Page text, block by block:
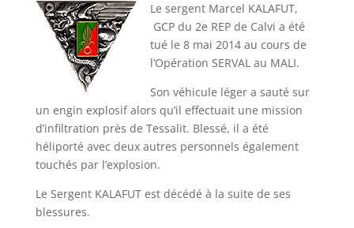
Le sergent Marcel KALAFUT,
GCP du 2e REP de Calvi a été
tué le 8 mai 2014 au cours de
l’Opération SERVAL au MALI.
Son véhicule léger a sauté sur
un engin explosif alors qu’il effectuait une mission
d’infiltration près de Tessalit. Blessé, il a été
héliporté avec deux autres personnels également
touchés par l’explosion.
Le Sergent KALAFUT est décédé à la suite de ses
blessures.